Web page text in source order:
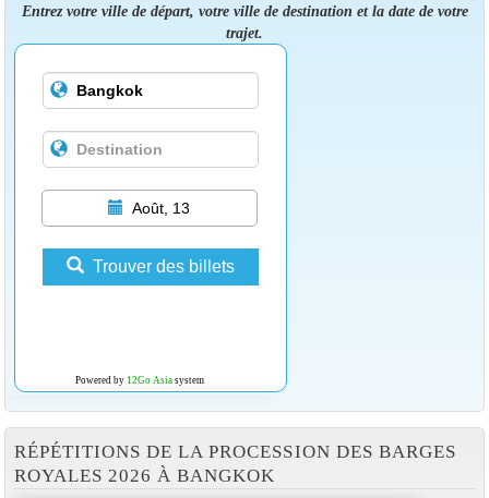
Entrez votre ville de départ, votre ville de destination et la date de votre
trajet.
Août, 13
Trouver des billets
Powered by 12Go Asiasystem
RÉPÉTITIONS DE LA PROCESSION DES BARGES
ROYALES 2026 À BANGKOK